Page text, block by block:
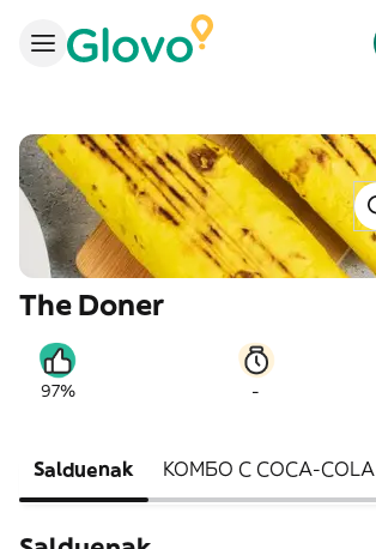
The Doner
97% -
Salduenak КОМБО С COCA-COLA